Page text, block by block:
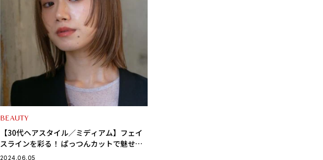
BEAUTY
【30代ヘアスタイル／ミディアム】フェイ
スラインを彩る！ ぱっつんカットで魅せる
カジュアルミディ
2024.06.05